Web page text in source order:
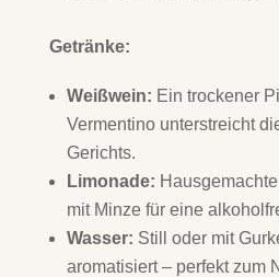
Getränke:
Weißwein: Ein trockener
Vermentino unterstreicht
Gerichts.
Limonade:
mit Minze für eine
Wasser: Still oder mit
aromatisiert – perfekt zum